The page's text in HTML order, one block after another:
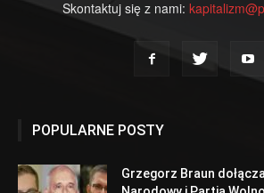
Skontaktuj się z nami:
POPULARNE POSTY
Grzegorz Braun